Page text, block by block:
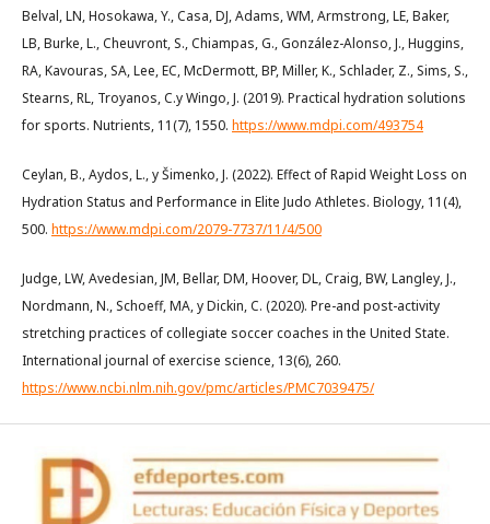
Belval, LN, Hosokawa, Y., Casa, DJ, Adams, WM, Armstrong, LE, Baker,
LB, Burke, L., Cheuvront, S., Chiampas, G., González-Alonso, J., Huggins,
RA, Kavouras, SA, Lee, EC, McDermott, BP, Miller, K., Schlader, Z., Sims, S.,
Stearns, RL, Troyanos, C.y Wingo, J. (2019). Practical hydration solutions
for sports. Nutrients, 11(7), 1550. https://www.mdpi.com/493754
Ceylan, B., Aydos, L., y Šimenko, J. (2022). Effect of Rapid Weight Loss on
Hydration Status and Performance in Elite Judo Athletes. Biology, 11(4),
500. https://www.mdpi.com/2079-7737/11/4/500
Judge, LW, Avedesian, JM, Bellar, DM, Hoover, DL, Craig, BW, Langley, J.,
Nordmann, N., Schoeff, MA, y Dickin, C. (2020). Pre-and post-activity
stretching practices of collegiate soccer coaches in the United State.
International journal of exercise science, 13(6), 260.
https://www.ncbi.nlm.nih.gov/pmc/articles/PMC7039475/